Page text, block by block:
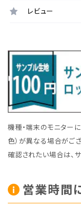
レビュー
機種・端末のモニター
色）が異なる場合がござ
確認されたい場合は、
営業時間